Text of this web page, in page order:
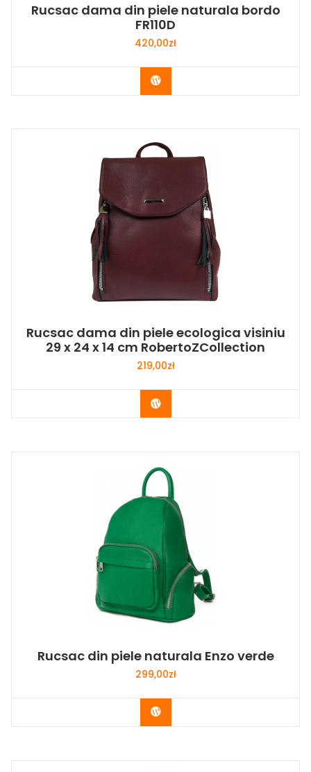
Rucsac dama din piele naturala bordo
FR110D
420,00zł
Buy Now
Rucsac dama din piele ecologica visiniu
29 x 24 x 14 cm RobertoZCollection
219,00zł
Buy Now
Rucsac din piele naturala Enzo verde
299,00zł
Buy Now